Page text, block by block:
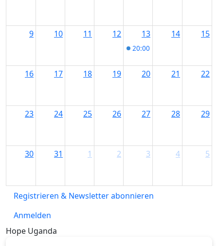
9 10 11 12 13
20:00
14 15
16 17 18 19 20 21 22
23 24 25 26 27 28 29
30 31 1 2 3 4 5
Registrieren & Newsletter abonnieren
Anmelden
Hope Uganda